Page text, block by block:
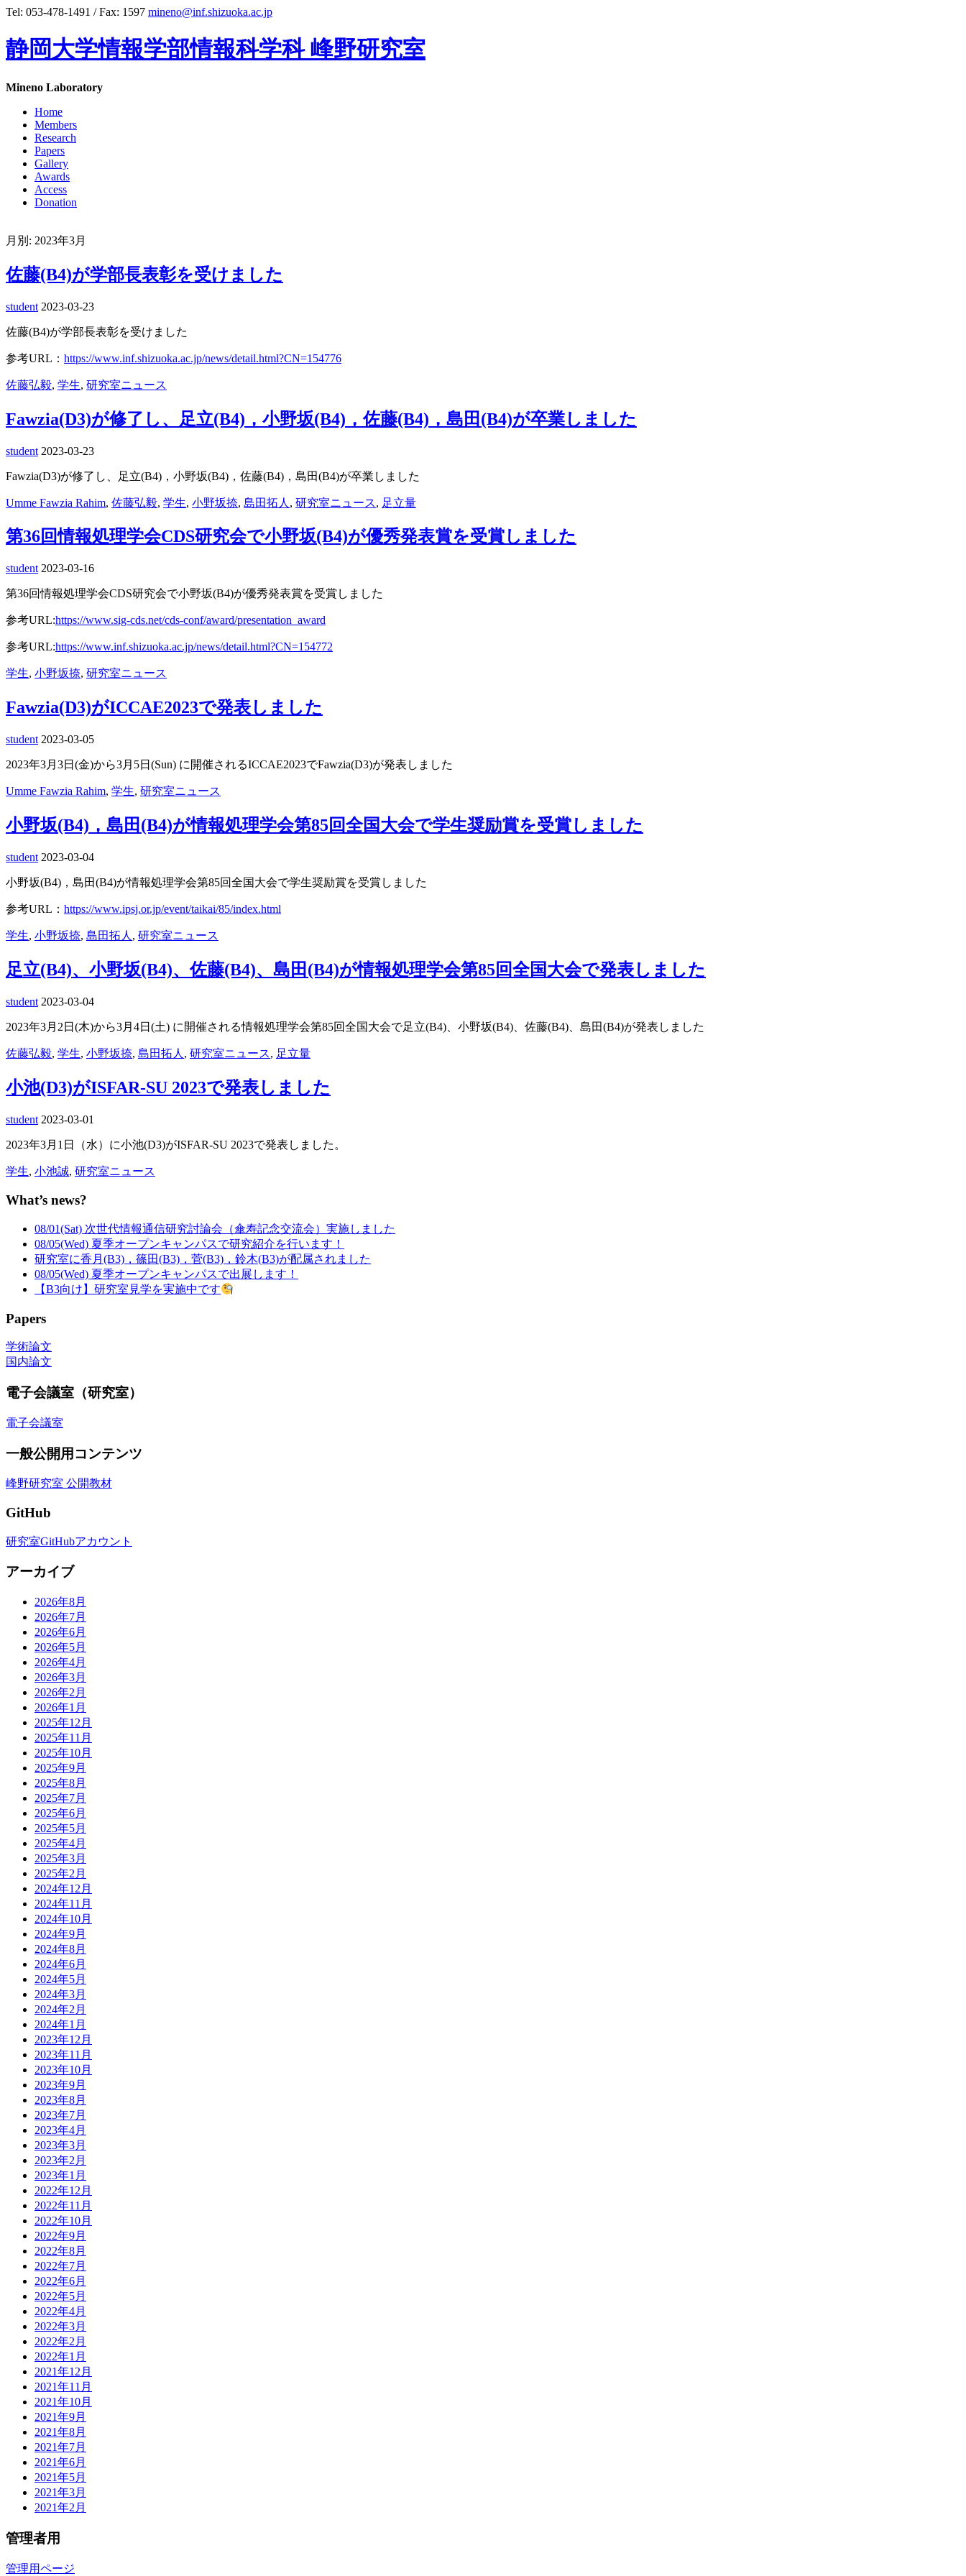
Tel: 053-478-1491 / Fax: 1597 mineno@inf.shizuoka.ac.jp
静岡大学情報学部情報科学科 峰野研究室
Mineno Laboratory
Home
Members
Research
Papers
Gallery
Awards
Access
Donation
月別: 2023年3月
佐藤(B4)が学部長表彰を受けました
student 2023-03-23
佐藤(B4)が学部長表彰を受けました
参考URL： https://www.inf.shizuoka.ac.jp/news/detail.html?CN=154776
佐藤弘毅, 学生, 研究室ニュース
Fawzia(D3)が修了し、足立(B4)，小野坂(B4)，佐藤(B4)，島田(B4)が卒業しました
student 2023-03-23
Fawzia(D3)が修了し、足立(B4)，小野坂(B4)，佐藤(B4)，島田(B4)が卒業しました
Umme Fawzia Rahim, 佐藤弘毅, 学生, 小野坂捺, 島田拓人 , 研究室ニュース, 足立量
第36回情報処理学会CDS研究会で小野坂(B4)が優秀発表賞を受賞しました
student 2023-03-16
第36回情報処理学会CDS研究会で小野坂(B4)が優秀発表賞を受賞しました
参考URL:https://www.sig-cds.net/cds-conf/award/presentation_award
参考URL:https://www.inf.shizuoka.ac.jp/news/detail.html?CN=154772
学生, 小野坂捺, 研究室ニュース
Fawzia(D3)がICCAE2023で発表しました
student 2023-03-05
2023年3月3日(金)から3月5日(Sun) に開催されるICCAE2023でFawzia(D3)が発表しました
Umme Fawzia Rahim, 学生, 研究室ニュース
小野坂(B4)，島田(B4)が情報処理学会第85回全国大会で学生奨励賞を受賞しました
student 2023-03-04
小野坂(B4)，島田(B4)が情報処理学会第85回全国大会で学生奨励賞を受賞しました
参考URL： https://www.ipsj.or.jp/event/taikai/85/index.html
学生, 小野坂捺, 島田拓人 , 研究室ニュース
足立(B4)、小野坂(B4)、佐藤(B4)、島田(B4)が情報処理学会第85回全国大会で発表しました
student 2023-03-04
2023年3月2日(木)から3月4日(土) に開催される情報処理学会第85回全国大会で足立(B4)、小野坂(B4)、佐藤(B4)、島田(B4)が発表しました
佐藤弘毅, 学生, 小野坂捺, 島田拓人 , 研究室ニュース, 足立量
小池(D3)がISFAR-SU 2023で発表しました
student 2023-03-01
2023年3月1日（水）に小池(D3)がISFAR-SU 2023で発表しました。
学生, 小池誠, 研究室ニュース
What’s news?
08/01(Sat) 次世代情報通信研究討論会（傘寿記念交流会）実施しました
08/05(Wed) 夏季オープンキャンパスで研究紹介を行います！
研究室に香月(B3)，篠田(B3)，菅(B3)，鈴木(B3)が配属されました
08/05(Wed) 夏季オープンキャンパスで出展します！
【B3向け】研究室見学を実施中です
Papers
学術論文
国内論文
電子会議室（研究室）
電子会議室
一般公開用コンテンツ
峰野研究室 公開教材
GitHub
研究室GitHubアカウント
アーカイブ
2026年8月
2026年7月
2026年6月
2026年5月
2026年4月
2026年3月
2026年2月
2026年1月
2025年12月
2025年11月
2025年10月
2025年9月
2025年8月
2025年7月
2025年6月
2025年5月
2025年4月
2025年3月
2025年2月
2024年12月
2024年11月
2024年10月
2024年9月
2024年8月
2024年6月
2024年5月
2024年3月
2024年2月
2024年1月
2023年12月
2023年11月
2023年10月
2023年9月
2023年8月
2023年7月
2023年4月
2023年3月
2023年2月
2023年1月
2022年12月
2022年11月
2022年10月
2022年9月
2022年8月
2022年7月
2022年6月
2022年5月
2022年4月
2022年3月
2022年2月
2022年1月
2021年12月
2021年11月
2021年10月
2021年9月
2021年8月
2021年7月
2021年6月
2021年5月
2021年3月
2021年2月
管理者用
管理用ページ